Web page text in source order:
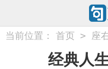
当前位置： 首页 > 座
经典人